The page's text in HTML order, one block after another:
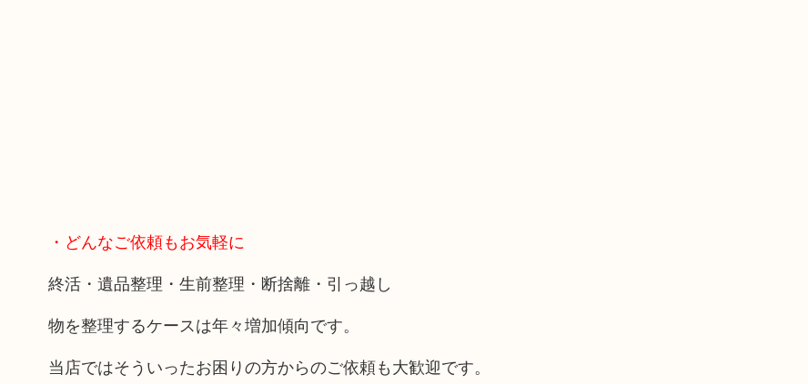
・どんなご依頼もお気軽に
終活・遺品整理・生前整理・断捨離・引っ越し
物を整理するケースは年々増加傾向です。
当店ではそういったお困りの方からのご依頼も大歓迎です。